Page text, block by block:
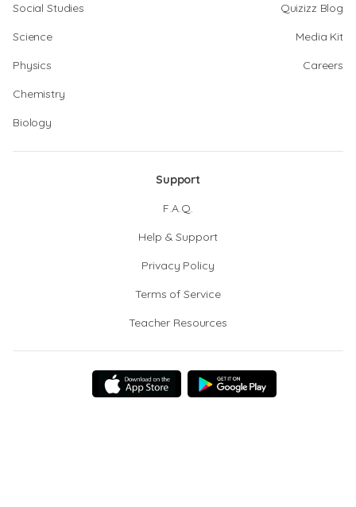
Social Studies
Science
Physics
Chemistry
Biology
Quizizz Blog
Media Kit
Careers
Support
F.A.Q.
Help & Support
Privacy Policy
Terms of Service
Teacher Resources